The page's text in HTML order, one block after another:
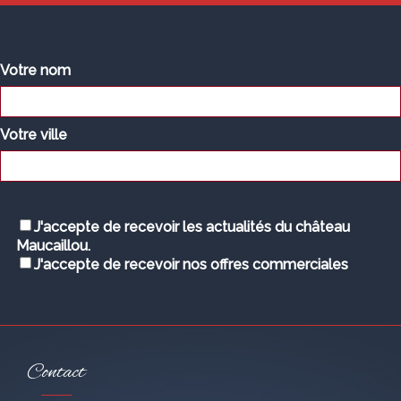
Votre nom
Votre ville
J'accepte de recevoir les actualités du château
Maucaillou.
J'accepte de recevoir nos offres commerciales
Contact